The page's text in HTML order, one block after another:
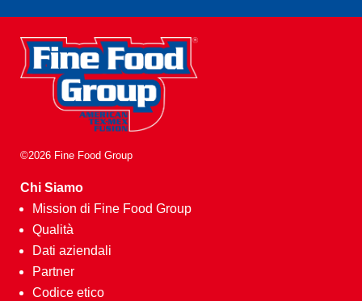
©2026 Fine Food Group
Chi Siamo
Mission di Fine Food Group
Qualità
Dati aziendali
Partner
Codice etico